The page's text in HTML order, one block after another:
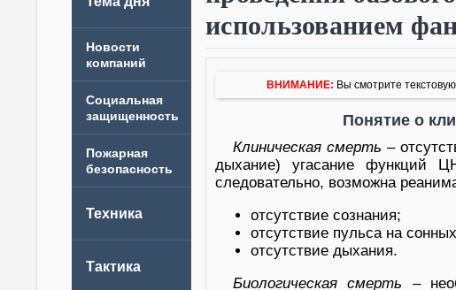
Новости
компаний
использованием
ВНИМАНИЕ: Вы смотрите
Понятие о
Клиническая смерть –
дыхание) угасание функций
следовательно, возможна
отсутствие сознания;
отсутствие пульса на
отсутствие дыхания.
Биологическая смерть –